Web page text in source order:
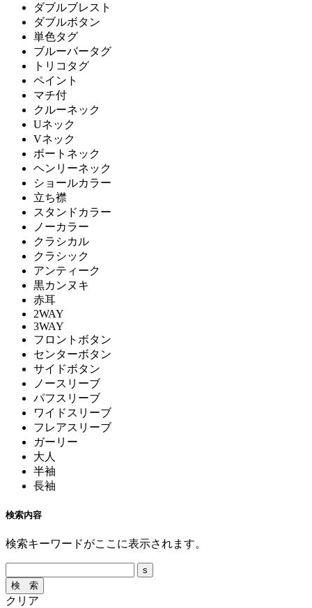
ダブルブレスト
ダブルボタン
単色タグ
ブルーバータグ
トリコタグ
ペイント
マチ付
クルーネック
Uネック
Vネック
ボートネック
ヘンリーネック
ショールカラー
立ち襟
スタンドカラー
ノーカラー
クラシカル
クラシック
アンティーク
黒カンヌキ
赤耳
2WAY
3WAY
フロントボタン
センターボタン
サイドボタン
ノースリーブ
パフスリーブ
ワイドスリーブ
フレアスリーブ
ガーリー
大人
半袖
長袖
検索内容
検索キーワードがここに表示されます。
クリア